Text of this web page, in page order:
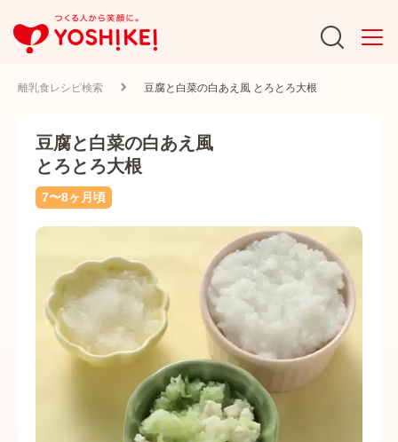
離乳食レシピ検索 豆腐と白菜の白あえ風 とろとろ大根
豆腐と白菜の白あえ風
とろとろ大根
7〜8ヶ月頃